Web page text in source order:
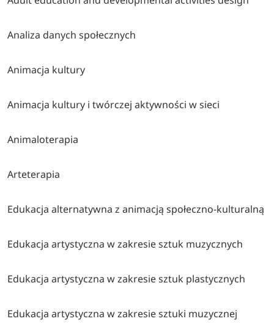
Analiza danych społecznych
Animacja kultury
Animacja kultury i twórczej aktywności w sieci
Animaloterapia
Arteterapia
Edukacja alternatywna z animacją społeczno-kulturalną
Edukacja artystyczna w zakresie sztuk muzycznych
Edukacja artystyczna w zakresie sztuk plastycznych
Edukacja artystyczna w zakresie sztuki muzycznej